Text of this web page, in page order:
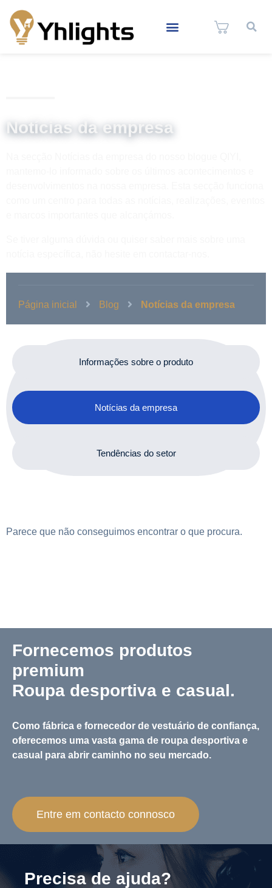
Notícias da empresa
Página inicial Blog Notícias da empresa
Informações sobre o produto
Notícias da empresa
Tendências do setor
Parece que não conseguimos encontrar o que procura.
Fornecemos produtos
premium
Roupa desportiva e casual.
Como fábrica e fornecedor de vestuário de confiança,
oferecemos uma vasta gama de roupa desportiva e
casual para abrir caminho no seu mercado.
Entre em contacto connosco
Precisa de ajuda?